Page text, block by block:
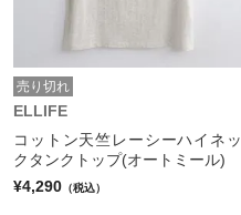
売り切れ
ELLIFE
コットン天竺レーシーハイネッ
クタンクトップ(オートミール)
¥4,290 （税込）